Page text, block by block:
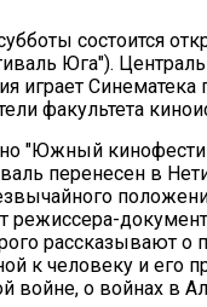
состоится
Юга").
играет
факультета
"Южный
перенесен в
режиссера-
рассказывают
к человеку и
о войнах в